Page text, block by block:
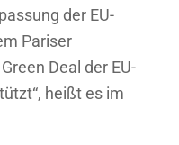
der EU-
Pariser
Deal der EU-
heißt es im